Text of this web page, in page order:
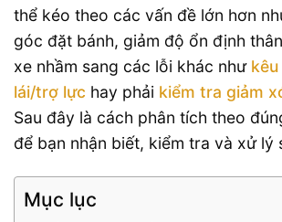
thể kéo theo các vấn đề lớn hơn
góc đặt bánh, giảm độ ổn định
xe nhầm sang các lỗi khác như
lái/trợ lực hay phải kiểm tra giảm
Sau đây là cách phân tích theo
để bạn nhận biết, kiểm tra và xử lý
Mục lục